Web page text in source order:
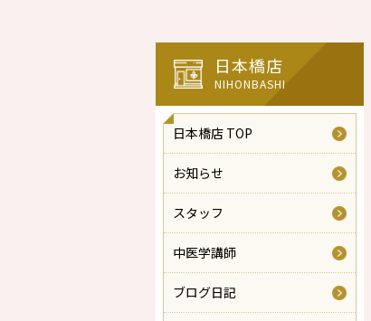
日本橋店
NIHONBASHI
日本橋店 TOP
お知らせ
スタッフ
中医学講師
ブログ日記